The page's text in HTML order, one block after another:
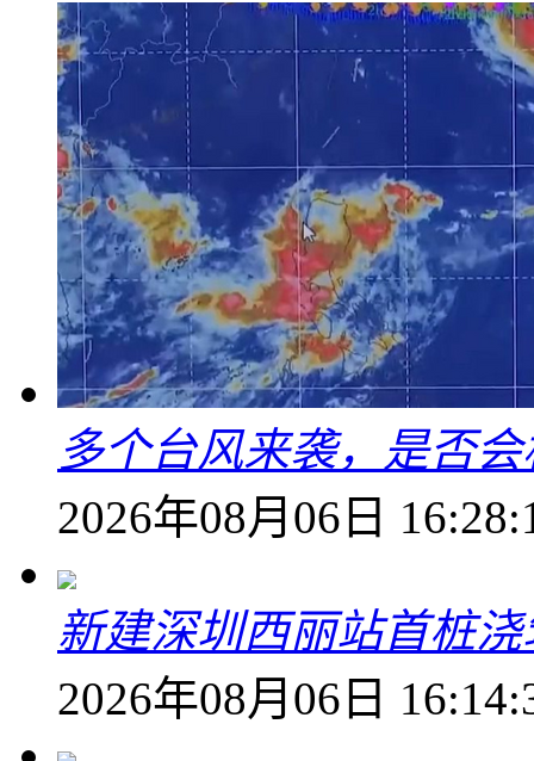
多个台风来袭，是否
2026年08月06日
新建深圳西丽站首桩
2026年08月06日